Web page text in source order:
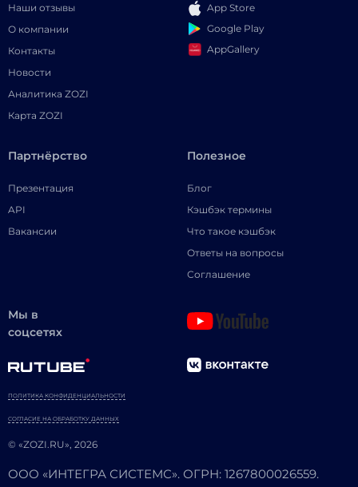
Наши отзывы
О компании
Контакты
Новости
Аналитика ZOZI
Карта ZOZI
App Store
Google Play
AppGallery
Партнёрство
Презентация
API
Вакансии
Полезное
Блог
Кэшбэк термины
Что такое кэшбэк
Ответы на вопросы
Соглашение
Мы в
соцсетях
© «ZOZI.RU», 2026
ПОЛИТИКА КОНФИДЕНЦИАЛЬНОСТИ
СОГЛАСИЕ НА ОБРАБОТКУ ДАННЫХ
ООО «ИНТЕГРА СИСТЕМС». ОГРН: 1267800026559.